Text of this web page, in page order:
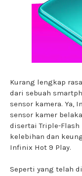
Kurang lengkap
dari sebuah
sensor kamera. Ya,
sensor kamer
disertai Triple-
kelebihan dan
Infinix Hot 9 Play.
Seperti yang telah